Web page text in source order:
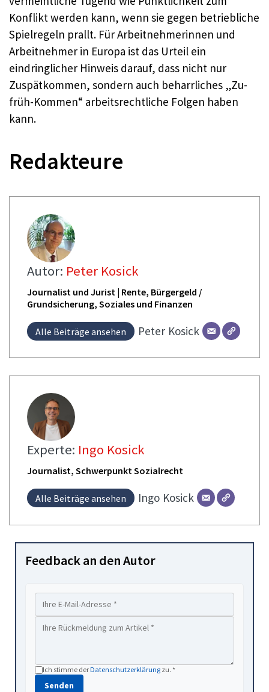
Konflikt werden kann, wenn sie gegen betriebliche
Spielregeln prallt. Für Arbeitnehmerinnen und
Arbeitnehmer in Europa ist das Urteil ein
eindringlicher Hinweis darauf, dass nicht nur
Zuspätkommen, sondern auch beharrliches „Zu-
früh-Kommen“ arbeitsrechtliche Folgen haben
kann.
Redakteure
Autor: Peter Kosick
Journalist und Jurist | Rente, Bürgergeld /
Grundsicherung, Soziales und Finanzen
Alle Beiträge ansehen Peter Kosick
Experte: Ingo Kosick
Journalist, Schwerpunkt Sozialrecht
Alle Beiträge ansehen Ingo Kosick
Feedback an den Autor
Ich stimme derDatenschutzerklärung zu. *
Senden